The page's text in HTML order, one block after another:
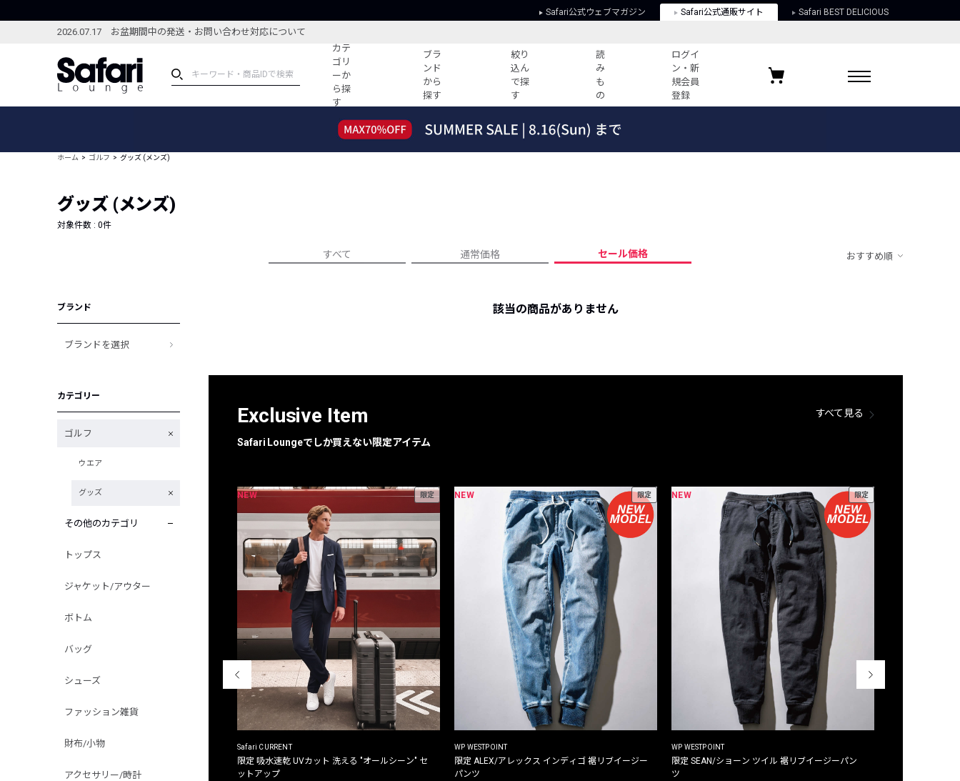
Safari公式ウェブマガジン Safari公式通販サイト Safari BEST DELICIOUS
2026.07.17 お盆期間中の発送・お問い合わせ対応について
カテ
ゴリ
ーか
ら探
す
ブラ
ンド
から
探す
絞り
込ん
で探
す
読
み
も
の
ログイ
ン・新
規会員
登録
ブランドから探す
新着アイテム
編集部のおすすめアイテム
すべての記事
人気記事ランキング
フォーカスブランド
プライバシーポリシー
お気に入りブランド
ホーム ゴルフ グッズ (メンズ)
グッズ (メンズ)
対象件数 : 0件
すべて 通常価格 セール価格 おすすめ順
ブランド
ブランドを選択
カテゴリー
ゴルフ
ウエア
グッズ
その他のカテゴリ
トップス
ジャケット/アウター
ボトム
バッグ
シューズ
ファッション雑貨
財布/小物
アクセサリー/時計
該当の商品がありません
Exclusive Item
Safari Loungeでしか買えない限定アイテム
すべて見る
NEW 限定
Safari CURRENT
限定 吸水速乾 UVカット 洗える "オールシーン" セ
ットアップ
NEW 限定
WP WESTPOINT
限定 ALEX/アレックス インディゴ 裾リブイージー
パンツ
NEW 限定
WP WESTPOINT
限定 SEAN/ショーン ツイル 裾リブイージーパン
ツ